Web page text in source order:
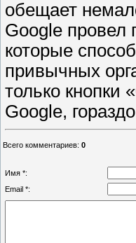
обещает
Google провел
которые
привычных
только кнопки
Google,
Всего комментариев: 0
Имя *:
Email *: